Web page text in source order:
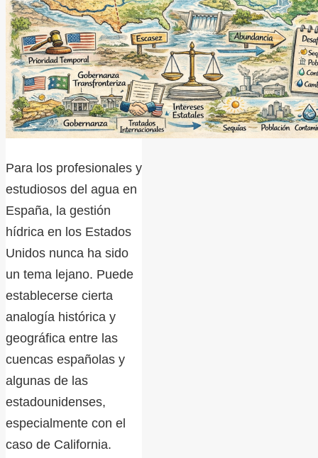
Para los profesionales y
estudiosos del agua en
España, la gestión
hídrica en los Estados
Unidos nunca ha sido
un tema lejano. Puede
establecerse cierta
analogía histórica y
geográfica entre las
cuencas españolas y
algunas de las
estadounidenses,
especialmente con el
caso de California.